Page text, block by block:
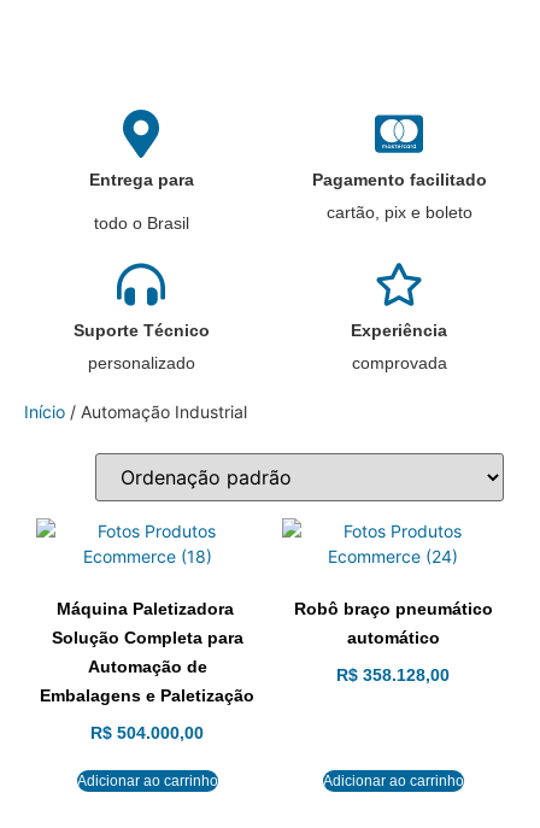
Entrega para
todo o Brasil
Pagamento facilitado
cartão, pix e boleto
Suporte Técnico
personalizado
Experiência
comprovada
Início / Automação Industrial
Máquina Paletizadora
Solução Completa para
Automação de
Embalagens e Paletização
R$ 504.000,00
Adicionar ao carrinho
Robô braço pneumático
automático
R$ 358.128,00
Adicionar ao carrinho